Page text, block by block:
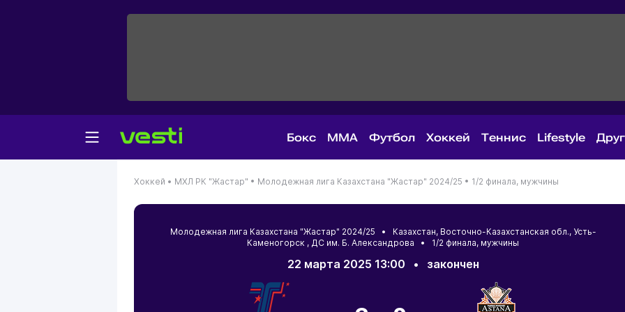
Бокс MMA Футбол Хоккей Теннис Lifestyle
Хоккей • МХЛ РК "Жастар" • Молодежная лига Казахстана "Жастар" 2024/25 • 1/2 финала, мужчины
Молодежная лига Казахстана "Жастар" 2024/25 • Казахстан, Восточно-Казахстанская обл., Усть-
Каменогорск , ДС им. Б. Александрова • 1/2 финала, мужчины
22 марта 2025 13:00 • закончен